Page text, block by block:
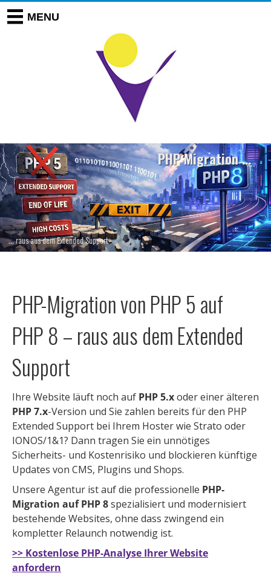
… raus aus dem Extended Support
PHP Migration …
PHP-Migration von PHP 5 auf
PHP 8 – raus aus dem Extended
Support
Ihre Website läuft noch auf PHP 5.xoder einer älteren
PHP 7.x-Version und Sie zahlen bereits für den PHP
Extended Support bei Ihrem Hoster wie Strato oder
IONOS/1&1? Dann tragen Sie ein unnötiges
Sicherheits- und Kostenrisiko und blockieren künftige
Updates von CMS, Plugins und Shops.
Unsere Agentur ist auf die professionelle PHP-
Migration auf PHP 8spezialisiert und modernisiert
bestehende Websites, ohne dass zwingend ein
kompletter Relaunch notwendig ist.
>> Kostenlose PHP-Analyse Ihrer Website
anfordern